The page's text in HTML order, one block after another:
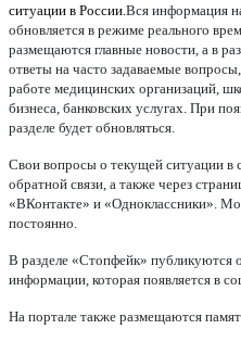
ситуации в России. Вся информация
обновляется в режиме реального
размещаются главные новости, а в
ответы на часто задаваемые
работе медицинских организаций,
бизнеса, банковских услугах. При
разделе будет обновляться.
Свои вопросы о текущей ситуации в
обратной связи, а также через
«ВКонтакте» и «Одноклассники».
постоянно.
В разделе «Стопфейк» публикуются
информации, которая появляется в
На портале также размещаются